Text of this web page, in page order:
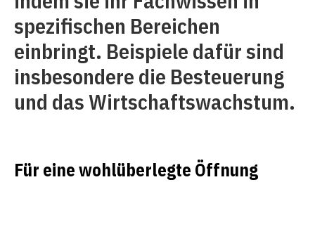
spezifischen Bereichen
einbringt. Beispiele dafür sind
insbesondere die Besteuerung
und das Wirtschaftswachstum.
Für eine wohlüberlegte Öffnung